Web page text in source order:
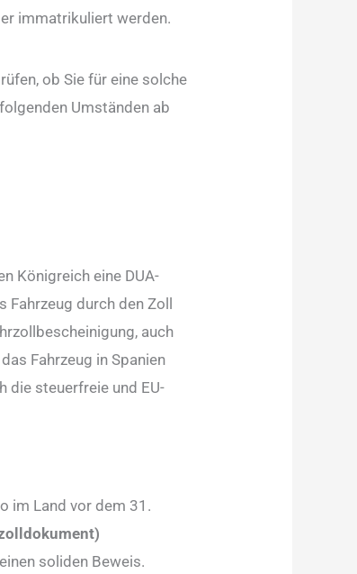
immatrikuliert werden.
ob Sie für eine solche
Umständen ab
Königreich eine DUA-
durch den Zoll
auch
Fahrzeug in Spanien
die steuerfreie und EU-
im Land vor dem 31.
soliden Beweis.